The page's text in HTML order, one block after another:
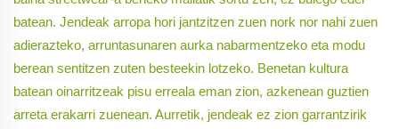
batean. Jendeak arropa hori jantzitzen zuen nork nor nahi zuen
adierazteko, arruntasunaren aurka nabarmentzeko eta modu
berean sentitzen zuten besteekin lotzeko. Benetan kultura
batean oinarritzeak pisu erreala eman zion, azkenean guztien
arreta erakarri zuenean. Aurretik, jendeak ez zion garrantzirik